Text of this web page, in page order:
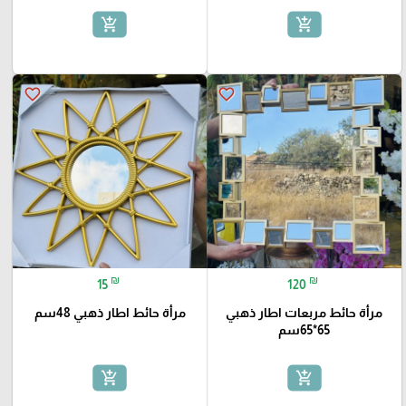
add_shopping_cart
add_shopping_cart
favorite_border
120 ₪
مرأة حائط مربعات اطار ذهبي
65*65سم
add_shopping_cart
favorite_border
15 ₪
مرأة حائط اطار ذهبي 48سم
add_shopping_cart